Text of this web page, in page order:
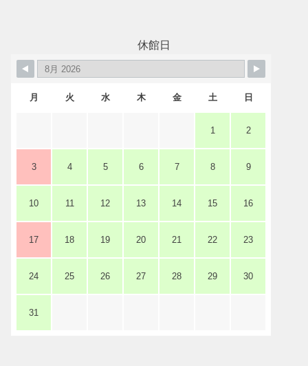
ステージビュー
展示ロビー
レストラン・カフェ
休館日
月 火 水 木 金 土 日
1 2
3 4 5 6 7 8 9
10 11 12 13 14 15 16
17 18 19 20 21 22 23
24 25 26 27 28 29 30
31